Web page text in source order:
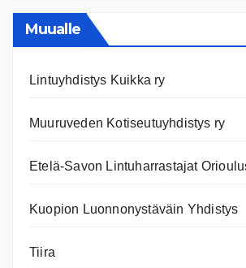
Muualle
Lintuyhdistys Kuikka ry
Muuruveden Kotiseutuyhdistys ry
Etelä-Savon Lintuharrastajat
Kuopion Luonnonystäväin Yhdistys
Tiira